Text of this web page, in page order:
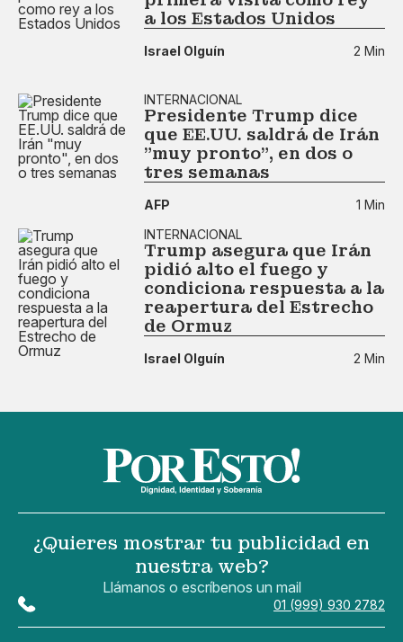
a los Estados Unidos
Israel Olguín 2 Min
INTERNACIONAL
Presidente Trump dice
que EE.UU. saldrá de Irán
"muy pronto", en dos o
tres semanas
AFP
1 Min
INTERNACIONAL
Trump asegura que Irán
pidió alto el fuego y
condiciona respuesta a la
reapertura del Estrecho
de Ormuz
Israel Olguín 2 Min
¿Quieres mostrar tu publicidad en
nuestra web?
Llámanos o escríbenos un mail
01 (999) 930 2782